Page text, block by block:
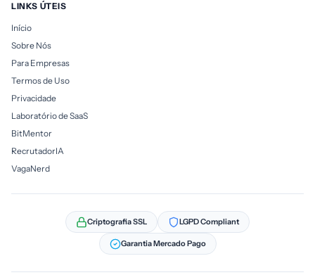
LINKS ÚTEIS
Início
Sobre Nós
Para Empresas
Termos de Uso
Privacidade
Laboratório de SaaS
BitMentor
RecrutadorIA
VagaNerd
Criptografia SSL LGPD Compliant
Garantia Mercado Pago